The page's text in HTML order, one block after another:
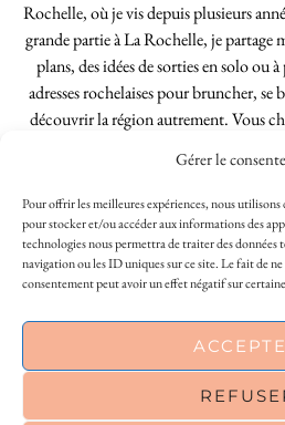
Gérer le
Pour offrir les meilleures expériences, nous utilisons
pour stocker et/ou accéder aux informations des
technologies nous permettra de traiter des données
navigation ou les ID uniques sur ce site. Le fait de
consentement peut avoir un effet négatif sur
Rochelle, où je vis depuis plusieurs
grande partie à La Rochelle, je partage
plans, des idées de sorties en solo ou
adresses rochelaises pour bruncher,
découvrir la région autrement. Vous
Rochelle, tenu par une locale ? Vous
soyez Rochelais·e ou de passage dans
articles vous aideront à profiter de La
initié·e. !